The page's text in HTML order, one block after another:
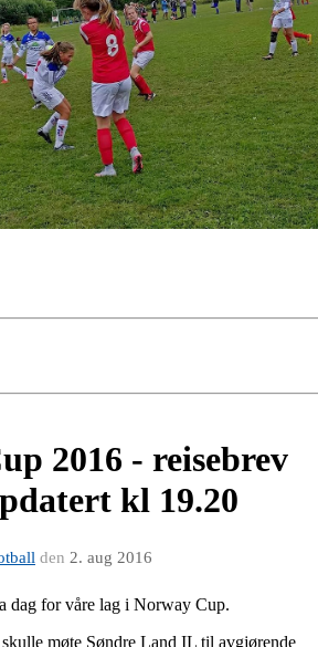
2016 - reisebrev
kl 19.20
den 2. aug 2016
dag for våre lag i Norway Cup.
skulle møte Søndre Land IL til avgjørende